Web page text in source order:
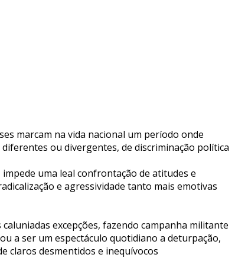
marcam na vida nacional um período onde
ou divergentes, de discriminação política
uma leal confrontação de atitudes e
e agressividade tanto mais emotivas
excepções, fazendo campanha militante
a ser um espectáculo quotidiano a deturpação,
claros desmentidos e inequívocos